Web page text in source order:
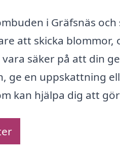
i Gräfsnäs och
att skicka blommor,
säker på att din
ge en uppskattning
kan hjälpa dig att